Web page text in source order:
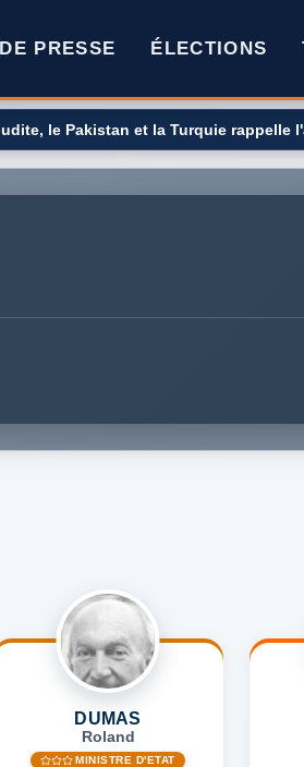
PRESSE ÉLECTIONS
le Pakistan et la Turquie rappelle
DUMAS
Roland
MINISTRE D'ETAT